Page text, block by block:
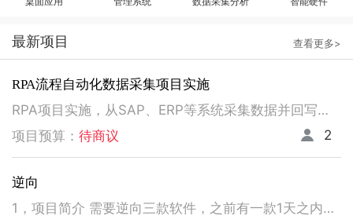
最新项目 查看更多>
RPA流程自动化数据采集项目实施
RPA项目实施，从SAP、ERP等系统采集数据并回写。请注意以下要求，不符合者请勿扰！ 1、熟悉掌握国内主流RPA设计实施，如弘玑、来也、艺赛旗等产品； 2、有大中型企业RPA流程设计、实施项目经验； 3、非远程、需要现场实施！！！！！！！
项目预算： 待商议 2
逆向
1，项目简介 需要逆向三款软件，之前有一款1天之内有人已经逆向出来，交付给我了。 2，功能需求 逆向出来后，不做任何功能改变，做加密授权就可以了三、人员要求 3，人员要求 精通逆向，做事速度快。不拖延项目进度，能保持实时交流，按时交付。 平台功能可正常使用，无明显bug。 提供项目源码